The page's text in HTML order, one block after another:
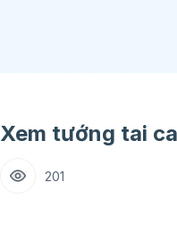
Xem tướng tai
201